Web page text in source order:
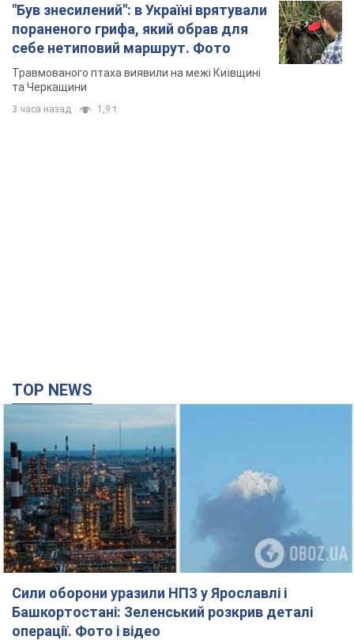
"Був знесилений": в Україні врятували
пораненого грифа, який обрав для
себе нетиповий маршрут. Фото
Травмованого птаха виявили на межі Київщині
та Черкащини
3 часа назад 1,9 т.
TOP NEWS
Сили оборони уразили НПЗ у Ярославлі і
Башкортостані: Зеленський розкрив деталі
операції. Фото і відео